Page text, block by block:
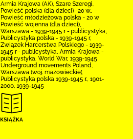
Armia Krajowa (AK), Szare Szeregi,
Powieść polska (dla dzieci) -20 w.,
Powieść młodzieżowa polska - 20 w
Powieść wojenna (dla dzieci),
Warszawa - 1939-1945 r - publicystyka,
Publicystyka polska - 1939-1945 r,
Związek Harcerstwa Polskiego - 1939-
1945 r - publicystyka, Armia Krajowa -
publicystyka, World War, 1939-1945
Underground movements Poland,
Warszawa (woj. mazowieckie),
Publicystyka polska 1939-1945 r., 1901-
2000, 1939-1945